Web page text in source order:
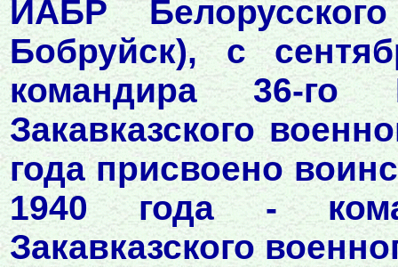
ИАБР
Бобруйск), с
командира 36-
Закавказского
года присвоено
1940 года -
Закавказского